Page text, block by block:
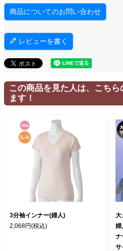
商品についてのお問い合わせ
レビューを書く
この商品を見た人は、こち
ます！
3分袖インナー(婦人)
2,068円(税込)
大
婦
ナ
サ